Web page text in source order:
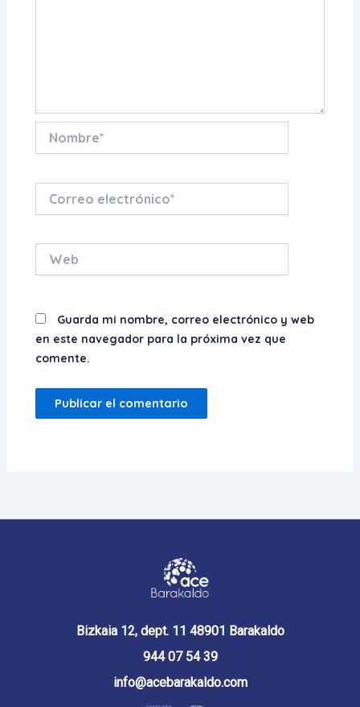
electrónico*
Guarda mi nombre, correo electrónico y web
en este navegador para la próxima vez que
comente.
Bizkaia 12, dept. 11 48901 Barakaldo
944 07 54 39
info@acebarakaldo.com